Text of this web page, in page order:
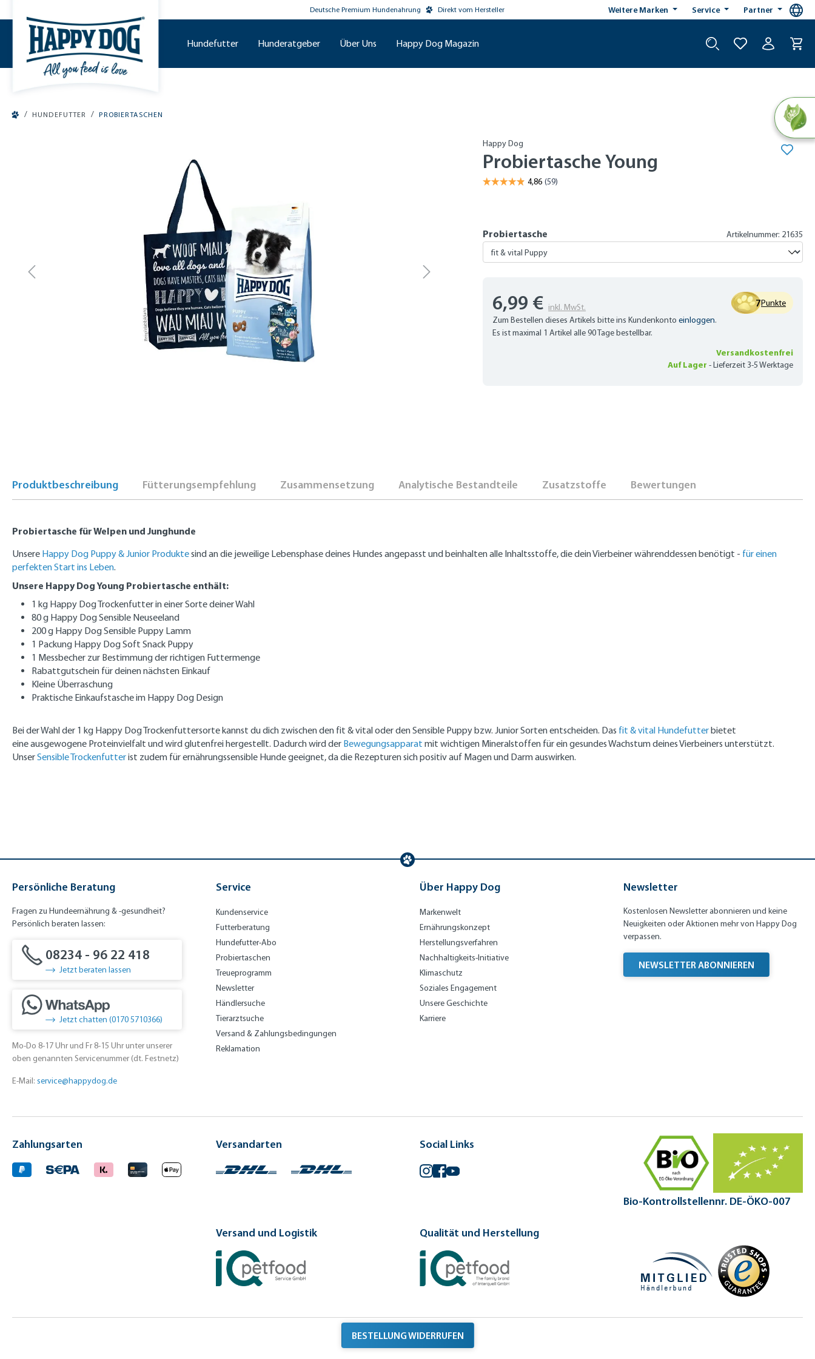
Deutsche Premium Hundenahrung Direkt vom Hersteller Weitere Marken Service Partner
Hundefutter Hunderatgeber Über Uns Happy Dog Magazin
/ HUNDEFUTTER / PROBIERTASCHEN
Happy Dog
Probiertasche Young
Probiertasche Artikelnummer: 21635
6,99 € inkl. MwSt. 7Punkte
Zum Bestellen dieses Artikels bitte ins Kundenkontoeinloggen.
Es ist maximal 1 Artikel alle 90 Tage bestellbar.
Versandkostenfrei
Auf Lager -Lieferzeit 3-5 Werktage
Produktbeschreibung Fütterungsempfehlung Zusammensetzung Analytische Bestandteile Zusatzstoffe Bewertungen
Probiertasche für Welpen und Junghunde
Unsere Happy Dog Puppy & Junior Produktesind an die jeweilige Lebensphase deines Hundes angepasst und beinhalten alle Inhaltsstoffe, die dein Vierbeiner währenddessen benötigt - für einen
perfekten Start ins Leben.
Unsere Happy Dog Young Probiertasche enthält:
1 kg Happy Dog Trockenfutter in einer Sorte deiner Wahl
80 g Happy Dog Sensible Neuseeland
200 g Happy Dog Sensible Puppy Lamm
1 Packung Happy Dog Soft Snack Puppy
1 Messbecher zur Bestimmung der richtigen Futtermenge
Rabattgutschein für deinen nächsten Einkauf
Kleine Überraschung
Praktische Einkaufstasche im Happy Dog Design
Bei der Wahl der 1 kg Happy Dog Trockenfuttersorte kannst du dich zwischen den fit & vital oder den Sensible Puppy bzw. Junior Sorten entscheiden. Das fit & vital Hundefutterbietet
eineausgewogene Proteinvielfalt und wird glutenfrei hergestellt. Dadurch wird der Bewegungsapparat mit wichtigen Mineralstoffen für ein gesundes Wachstum deines Vierbeiners unterstützt.
UnserSensible Trockenfutterist zudem für ernährungssensible Hunde geeignet, da die Rezepturen sich positiv auf Magen und Darm auswirken.
Persönliche Beratung
Fragen zu Hundeernährung & -gesundheit?
Persönlich beraten lassen:
08234 - 96 22 418
Jetzt beraten lassen
Jetzt chatten (0170 5710366)
Mo-Do 8-17 Uhr und Fr 8-15 Uhr unter unserer
oben genannten Servicenummer (dt. Festnetz)
E-Mail: service@happydog.de
Service
Kundenservice
Futterberatung
Hundefutter-Abo
Probiertaschen
Treueprogramm
Newsletter
Händlersuche
Tierarztsuche
Versand & Zahlungsbedingungen
Reklamation
Über Happy Dog
Markenwelt
Ernährungskonzept
Herstellungsverfahren
Nachhaltigkeits-Initiative
Klimaschutz
Soziales Engagement
Unsere Geschichte
Karriere
Newsletter
Kostenlosen Newsletter abonnieren und keine
Neuigkeiten oder Aktionen mehr von Happy Dog
verpassen.
NEWSLETTER ABONNIEREN
Zahlungsarten Versandarten Social Links
Instagram
Facebook
YouTube
Bio-Kontrollstellennr. DE-ÖKO-007
Versand und Logistik Qualität und Herstellung
BESTELLUNG WIDERRUFEN